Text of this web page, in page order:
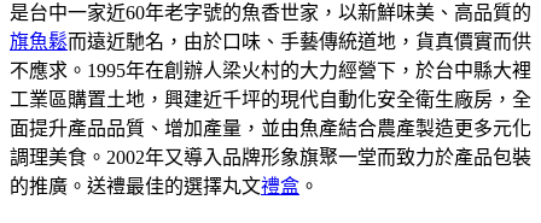
是台中一家近60年老字號的魚香世家，以新鮮味美、高品質的
旗魚鬆而遠近馳名，由於口味、手藝傳統道地，貨真價實而供
不應求。1995年在創辦人梁火村的大力經營下，於台中縣大裡
工業區購置土地，興建近千坪的現代自動化安全衛生廠房，全
面提升產品品質、增加產量，並由魚產結合農產製造更多元化
調理美食。2002年又導入品牌形象旗聚一堂而致力於產品包裝
的推廣。送禮最佳的選擇丸文禮盒 。